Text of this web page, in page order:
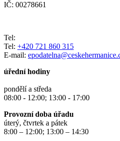
IČ: 00278661
Tel:
Tel: +420 721 860 315
E-mail:
úřední hodiny
pondělí a středa
08:00 - 12:00; 13:00 - 17:00
Provozní doba úřadu
úterý, čtvrtek a pátek
8:00 – 12:00; 13:00 – 14:30